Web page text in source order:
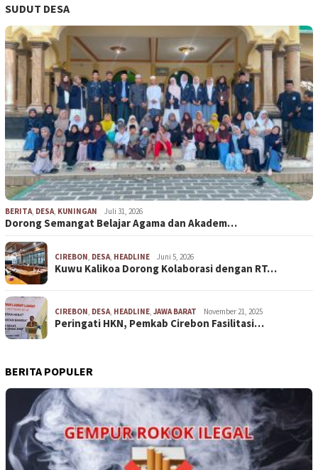
SUDUT DESA
BERITA, DESA, KUNINGAN Juli 31, 2026
Dorong Semangat Belajar Agama dan Akadem…
CIREBON, DESA, HEADLINE Juni 5, 2026
Kuwu Kalikoa Dorong Kolaborasi dengan RT…
CIREBON, DESA, HEADLINE, JAWA BARAT November 21, 2025
Peringati HKN, Pemkab Cirebon Fasilitasi…
BERITA POPULER